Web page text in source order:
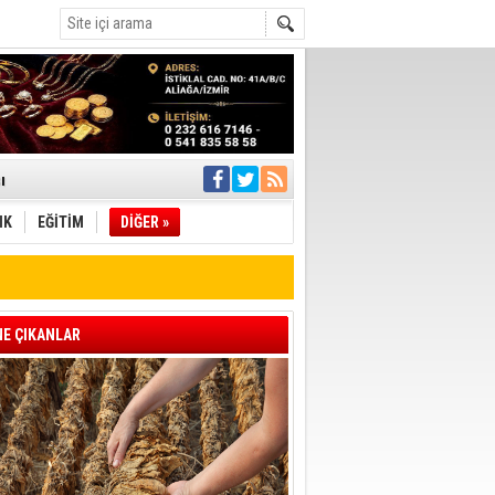
İletti
müdahale
Geçti
EĞİTİM DİĞER »
ÇIKANLAR